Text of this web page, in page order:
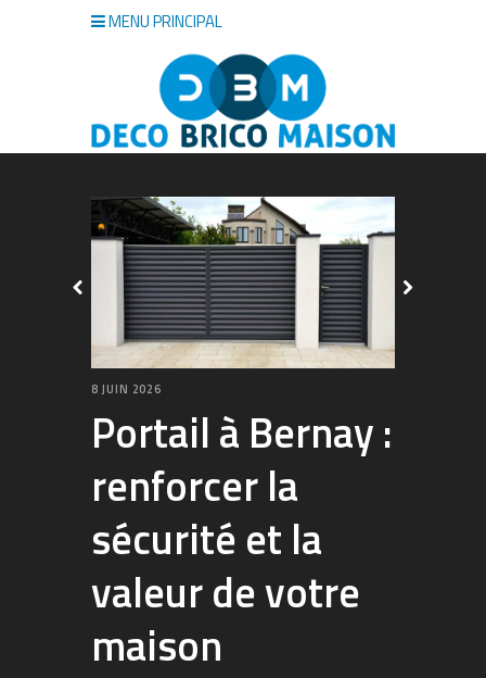
MENU PRINCIPAL
8 JUIN 2026
Portail à Bernay :
renforcer la
sécurité et la
valeur de votre
maison